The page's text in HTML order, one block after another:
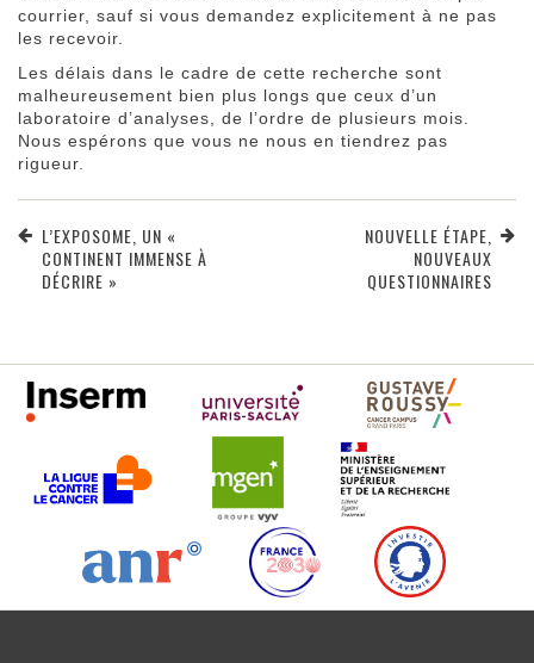
courrier, sauf si vous demandez explicitement à ne pas
les recevoir.
Les délais dans le cadre de cette recherche sont
malheureusement bien plus longs que ceux d’un
laboratoire d’analyses, de l’ordre de plusieurs mois.
Nous espérons que vous ne nous en tiendrez pas
rigueur.
L’EXPOSOME, UN «
CONTINENT IMMENSE À
DÉCRIRE »
NOUVELLE ÉTAPE,
NOUVEAUX
QUESTIONNAIRES